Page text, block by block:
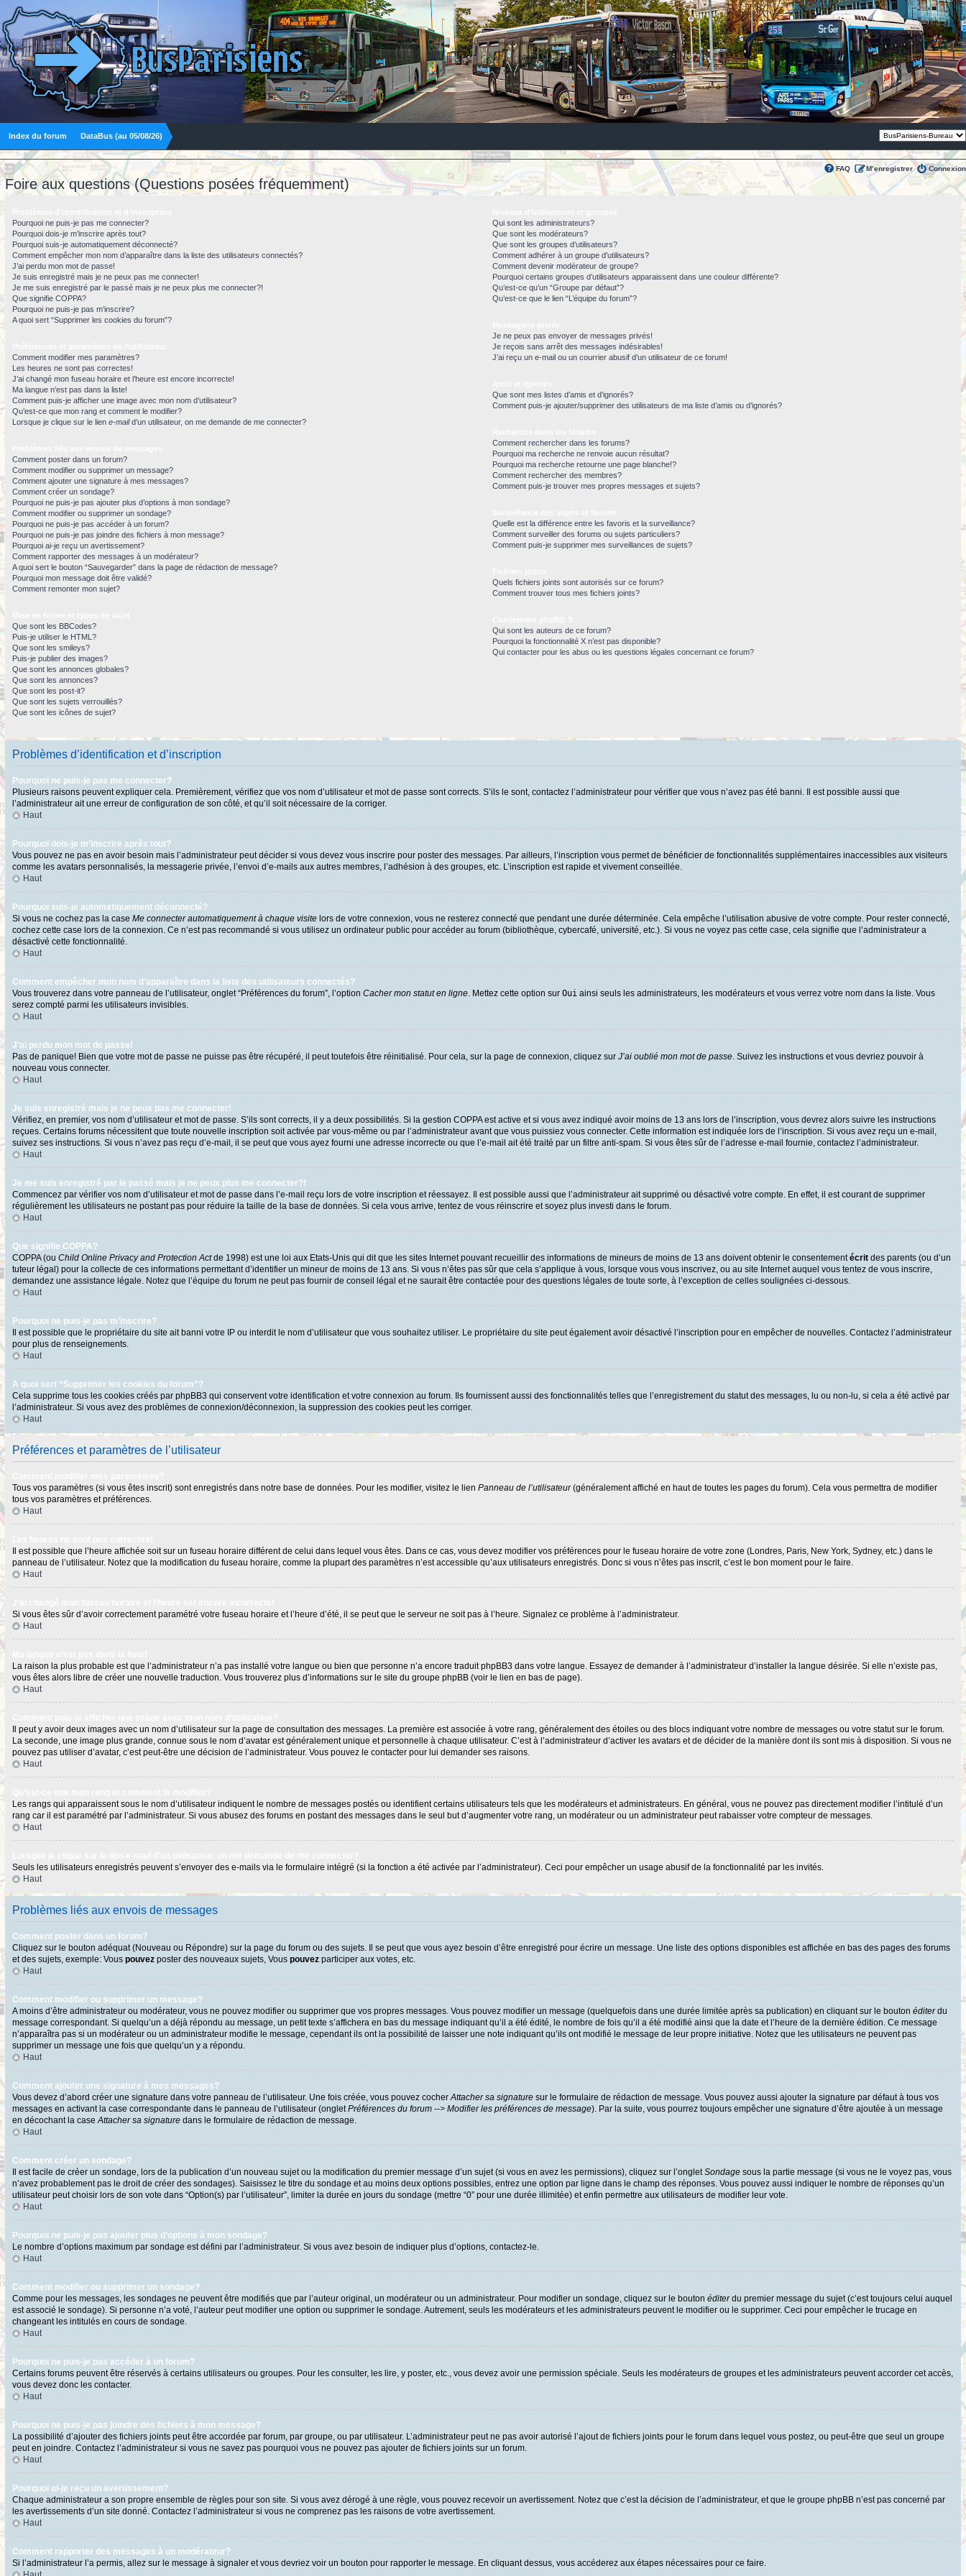
Index du forum DataBus (au 05/08/26)
FAQ M’enregistrer Connexion
Foire aux questions (Questions posées fréquemment)
Pourquoi ne puis-je pas me connecter?
Pourquoi dois-je m’inscrire après tout?
Pourquoi suis-je automatiquement déconnecté?
Comment empêcher mon nom d’apparaître dans la liste des utilisateurs connectés?
J’ai perdu mon mot de passe!
Je suis enregistré mais je ne peux pas me connecter!
Je me suis enregistré par le passé mais je ne peux plus me connecter?!
Que signifie COPPA?
Pourquoi ne puis-je pas m’inscrire?
A quoi sert “Supprimer les cookies du forum”?
Comment modifier mes paramètres?
Les heures ne sont pas correctes!
J’ai changé mon fuseau horaire et l’heure est encore incorrecte!
Ma langue n’est pas dans la liste!
Comment puis-je afficher une image avec mon nom d’utilisateur?
Qu’est-ce que mon rang et comment le modifier?
Lorsque je clique sur le lien e-maild’un utilisateur, on me demande de me connecter?
Comment poster dans un forum?
Comment modifier ou supprimer un message?
Comment ajouter une signature à mes messages?
Comment créer un sondage?
Pourquoi ne puis-je pas ajouter plus d’options à mon sondage?
Comment modifier ou supprimer un sondage?
Pourquoi ne puis-je pas accéder à un forum?
Pourquoi ne puis-je pas joindre des fichiers à mon message?
Pourquoi ai-je reçu un avertissement?
Comment rapporter des messages à un modérateur?
A quoi sert le bouton “Sauvegarder” dans la page de rédaction de message?
Pourquoi mon message doit être validé?
Comment remonter mon sujet?
Que sont les BBCodes?
Puis-je utiliser le HTML?
Que sont les smileys?
Puis-je publier des images?
Que sont les annonces globales?
Que sont les annonces?
Que sont les post-it?
Que sont les sujets verrouillés?
Que sont les icônes de sujet?
Qui sont les administrateurs?
Que sont les modérateurs?
Que sont les groupes d’utilisateurs?
Comment adhérer à un groupe d’utilisateurs?
Comment devenir modérateur de groupe?
Pourquoi certains groupes d’utilisateurs apparaissent dans une couleur différente?
Qu’est-ce qu’un “Groupe par défaut”?
Qu’est-ce que le lien “L’équipe du forum”?
Je ne peux pas envoyer de messages privés!
Je reçois sans arrêt des messages indésirables!
J’ai reçu un e-mail ou un courrier abusif d’un utilisateur de ce forum!
Que sont mes listes d’amis et d’ignorés?
Comment puis-je ajouter/supprimer des utilisateurs de ma liste d’amis ou d’ignorés?
Comment rechercher dans les forums?
Pourquoi ma recherche ne renvoie aucun résultat?
Pourquoi ma recherche retourne une page blanche!?
Comment rechercher des membres?
Comment puis-je trouver mes propres messages et sujets?
Quelle est la différence entre les favoris et la surveillance?
Comment surveiller des forums ou sujets particuliers?
Comment puis-je supprimer mes surveillances de sujets?
Quels fichiers joints sont autorisés sur ce forum?
Comment trouver tous mes fichiers joints?
Qui sont les auteurs de ce forum?
Pourquoi la fonctionnalité X n’est pas disponible?
Qui contacter pour les abus ou les questions légales concernant ce forum?
Problèmes d’identification et d’inscription
Pourquoi ne puis-je pas me connecter?
Plusieurs raisons peuvent expliquer cela. Premièrement, vérifiez que vos nom d’utilisateur et mot de passe sont corrects. S’ils le sont, contactez l’administrateur pour vérifier que vous n’avez pas été banni. Il est possible aussi que
l’administrateur ait une erreur de configuration de son côté, et qu’il soit nécessaire de la corriger.
Haut
Pourquoi dois-je m’inscrire après tout?
Vous pouvez ne pas en avoir besoin mais l’administrateur peut décider si vous devez vous inscrire pour poster des messages. Par ailleurs, l’inscription vous permet de bénéficier de fonctionnalités supplémentaires inaccessibles aux visiteurs
comme les avatars personnalisés, la messagerie privée, l’envoi d’e-mails aux autres membres, l’adhésion à des groupes, etc. L’inscription est rapide et vivement conseillée.
Haut
Pourquoi suis-je automatiquement déconnecté?
Si vous ne cochez pas la case Me connecter automatiquement à chaque visite lors de votre connexion, vous ne resterez connecté que pendant une durée déterminée. Cela empêche l’utilisation abusive de votre compte. Pour rester connecté,
cochez cette case lors de la connexion. Ce n’est pas recommandé si vous utilisez un ordinateur public pour accéder au forum (bibliothèque, cybercafé, université, etc.). Si vous ne voyez pas cette case, cela signifie que l’administrateur a
désactivé cette fonctionnalité.
Haut
Comment empêcher mon nom d’apparaître dans la liste des utilisateurs connectés?
Vous trouverez dans votre panneau de l’utilisateur, onglet “Préférences du forum”, l’option Cacher mon statut en ligne . Mettez cette option sur Oui ainsi seuls les administrateurs, les modérateurs et vous verrez votre nom dans la liste. Vous
serez compté parmi les utilisateurs invisibles.
Haut
J’ai perdu mon mot de passe!
Pas de panique! Bien que votre mot de passe ne puisse pas être récupéré, il peut toutefois être réinitialisé. Pour cela, sur la page de connexion, cliquez sur J’ai oublié mon mot de passe . Suivez les instructions et vous devriez pouvoir à
nouveau vous connecter.
Haut
Je suis enregistré mais je ne peux pas me connecter!
Vérifiez, en premier, vos nom d’utilisateur et mot de passe. S’ils sont corrects, il y a deux possibilités. Si la gestion COPPA est active et si vous avez indiqué avoir moins de 13 ans lors de l’inscription, vous devrez alors suivre les instructions
reçues. Certains forums nécessitent que toute nouvelle inscription soit activée par vous-même ou par l’administrateur avant que vous puissiez vous connecter. Cette information est indiquée lors de l’inscription. Si vous avez reçu un e-mail,
suivez ses instructions. Si vous n’avez pas reçu d’e-mail, il se peut que vous ayez fourni une adresse incorrecte ou que l’e-mail ait été traité par un filtre anti-spam. Si vous êtes sûr de l’adresse e-mail fournie, contactez l’administrateur.
Haut
Je me suis enregistré par le passé mais je ne peux plus me connecter?!
Commencez par vérifier vos nom d’utilisateur et mot de passe dans l’e-mail reçu lors de votre inscription et réessayez. Il est possible aussi que l’administrateur ait supprimé ou désactivé votre compte. En effet, il est courant de supprimer
régulièrement les utilisateurs ne postant pas pour réduire la taille de la base de données. Si cela vous arrive, tentez de vous réinscrire et soyez plus investi dans le forum.
Haut
Que signifie COPPA?
COPPA (ou Child Online Privacy and Protection Actde 1998) est une loi aux Etats-Unis qui dit que les sites Internet pouvant recueillir des informations de mineurs de moins de 13 ans doivent obtenir le consentementécrit des parents (ou d’un
tuteur légal) pour la collecte de ces informations permettant d’identifier un mineur de moins de 13 ans. Si vous n’êtes pas sûr que cela s’applique à vous, lorsque vous vous inscrivez, ou au site Internet auquel vous tentez de vous inscrire,
demandez une assistance légale. Notez que l’équipe du forum ne peut pas fournir de conseil légal et ne saurait être contactée pour des questions légales de toute sorte, à l’exception de celles soulignées ci-dessous.
Haut
Pourquoi ne puis-je pas m’inscrire?
Il est possible que le propriétaire du site ait banni votre IP ou interdit le nom d’utilisateur que vous souhaitez utiliser. Le propriétaire du site peut également avoir désactivé l’inscription pour en empêcher de nouvelles. Contactez l’administrateur
pour plus de renseignements.
Haut
A quoi sert “Supprimer les cookies du forum”?
Cela supprime tous les cookies créés par phpBB3 qui conservent votre identification et votre connexion au forum. Ils fournissent aussi des fonctionnalités telles que l’enregistrement du statut des messages, lu ou non-lu, si cela a été activé par
l’administrateur. Si vous avez des problèmes de connexion/déconnexion, la suppression des cookies peut les corriger.
Haut
Préférences et paramètres de l’utilisateur
Tous vos paramètres (si vous êtes inscrit) sont enregistrés dans notre base de données. Pour les modifier, visitez le lien Panneau de l’utilisateur(généralement affiché en haut de toutes les pages du forum). Cela vous permettra de modifier
tous vos paramètres et préférences.
Haut
Il est possible que l’heure affichée soit sur un fuseau horaire différent de celui dans lequel vous êtes. Dans ce cas, vous devez modifier vos préférences pour le fuseau horaire de votre zone (Londres, Paris, New York, Sydney, etc.) dans le
panneau de l’utilisateur. Notez que la modification du fuseau horaire, comme la plupart des paramètres n’est accessible qu’aux utilisateurs enregistrés. Donc si vous n’êtes pas inscrit, c’est le bon moment pour le faire.
Haut
Si vous êtes sûr d’avoir correctement paramétré votre fuseau horaire et l’heure d’été, il se peut que le serveur ne soit pas à l’heure. Signalez ce problème à l’administrateur.
Haut
La raison la plus probable est que l’administrateur n’a pas installé votre langue ou bien que personne n’a encore traduit phpBB3 dans votre langue. Essayez de demander à l’administrateur d’installer la langue désirée. Si elle n’existe pas,
vous êtes alors libre de créer une nouvelle traduction. Vous trouverez plus d’informations sur le site du groupe phpBB (voir le lien en bas de page).
Haut
Il peut y avoir deux images avec un nom d’utilisateur sur la page de consultation des messages. La première est associée à votre rang, généralement des étoiles ou des blocs indiquant votre nombre de messages ou votre statut sur le forum.
La seconde, une image plus grande, connue sous le nom d’avatar est généralement unique et personnelle à chaque utilisateur. C’est à l’administrateur d’activer les avatars et de décider de la manière dont ils sont mis à disposition. Si vous ne
pouvez pas utiliser d’avatar, c’est peut-être une décision de l’administrateur. Vous pouvez le contacter pour lui demander ses raisons.
Haut
Les rangs qui apparaissent sous le nom d’utilisateur indiquent le nombre de messages postés ou identifient certains utilisateurs tels que les modérateurs et administrateurs. En général, vous ne pouvez pas directement modifier l’intitulé d’un
rang car il est paramétré par l’administrateur. Si vous abusez des forums en postant des messages dans le seul but d’augmenter votre rang, un modérateur ou un administrateur peut rabaisser votre compteur de messages.
Haut
Seuls les utilisateurs enregistrés peuvent s’envoyer des e-mails via le formulaire intégré (si la fonction a été activée par l’administrateur). Ceci pour empêcher un usage abusif de la fonctionnalité par les invités.
Haut
Problèmes liés aux envois de messages
Comment poster dans un forum?
Cliquez sur le bouton adéquat (Nouveau ou Répondre) sur la page du forum ou des sujets. Il se peut que vous ayez besoin d’être enregistré pour écrire un message. Une liste des options disponibles est affichée en bas des pages des forums
et des sujets, exemple: Vous pouvez poster des nouveaux sujets, Vous pouvez participer aux votes, etc.
Haut
Comment modifier ou supprimer un message?
A moins d’être administrateur ou modérateur, vous ne pouvez modifier ou supprimer que vos propres messages. Vous pouvez modifier un message (quelquefois dans une durée limitée après sa publication) en cliquant sur le bouton éditerdu
message correspondant. Si quelqu’un a déjà répondu au message, un petit texte s’affichera en bas du message indiquant qu’il a été édité, le nombre de fois qu’il a été modifié ainsi que la date et l’heure de la dernière édition. Ce message
n’apparaîtra pas si un modérateur ou un administrateur modifie le message, cependant ils ont la possibilité de laisser une note indiquant qu’ils ont modifié le message de leur propre initiative. Notez que les utilisateurs ne peuvent pas
supprimer un message une fois que quelqu’un y a répondu.
Haut
Comment ajouter une signature à mes messages?
Vous devez d’abord créer une signature dans votre panneau de l’utilisateur. Une fois créée, vous pouvez cocher Attacher sa signature sur le formulaire de rédaction de message. Vous pouvez aussi ajouter la signature par défaut à tous vos
messages en activant la case correspondante dans le panneau de l’utilisateur (ongletPréférences du forum --> Modifier les préférences de message). Par la suite, vous pourrez toujours empêcher une signature d’être ajoutée à un message
en décochant la case Attacher sa signature dans le formulaire de rédaction de message.
Haut
Comment créer un sondage?
Il est facile de créer un sondage, lors de la publication d’un nouveau sujet ou la modification du premier message d’un sujet (si vous en avez les permissions), cliquez sur l’ongletSondage sous la partie message (si vous ne le voyez pas, vous
n’avez probablement pas le droit de créer des sondages). Saisissez le titre du sondage et au moins deux options possibles, entrez une option par ligne dans le champ des réponses. Vous pouvez aussi indiquer le nombre de réponses qu’un
utilisateur peut choisir lors de son vote dans “Option(s) par l’utilisateur”, limiter la durée en jours du sondage (mettre “0” pour une durée illimitée) et enfin permettre aux utilisateurs de modifier leur vote.
Haut
Pourquoi ne puis-je pas ajouter plus d’options à mon sondage?
Le nombre d’options maximum par sondage est défini par l’administrateur. Si vous avez besoin de indiquer plus d’options, contactez-le.
Haut
Comment modifier ou supprimer un sondage?
Comme pour les messages, les sondages ne peuvent être modifiés que par l’auteur original, un modérateur ou un administrateur. Pour modifier un sondage, cliquez sur le bouton éditerdu premier message du sujet (c’est toujours celui auquel
est associé le sondage). Si personne n’a voté, l’auteur peut modifier une option ou supprimer le sondage. Autrement, seuls les modérateurs et les administrateurs peuvent le modifier ou le supprimer. Ceci pour empêcher le trucage en
changeant les intitulés en cours de sondage.
Haut
Pourquoi ne puis-je pas accéder à un forum?
Certains forums peuvent être réservés à certains utilisateurs ou groupes. Pour les consulter, les lire, y poster, etc., vous devez avoir une permission spéciale. Seuls les modérateurs de groupes et les administrateurs peuvent accorder cet accès,
vous devez donc les contacter.
Haut
Pourquoi ne puis-je pas joindre des fichiers à mon message?
La possibilité d’ajouter des fichiers joints peut être accordée par forum, par groupe, ou par utilisateur. L’administrateur peut ne pas avoir autorisé l’ajout de fichiers joints pour le forum dans lequel vous postez, ou peut-être que seul un groupe
peut en joindre. Contactez l’administrateur si vous ne savez pas pourquoi vous ne pouvez pas ajouter de fichiers joints sur un forum.
Haut
Pourquoi ai-je reçu un avertissement?
Chaque administrateur a son propre ensemble de règles pour son site. Si vous avez dérogé à une règle, vous pouvez recevoir un avertissement. Notez que c’est la décision de l’administrateur, et que le groupe phpBB n’est pas concerné par
les avertissements d’un site donné. Contactez l’administrateur si vous ne comprenez pas les raisons de votre avertissement.
Haut
Comment rapporter des messages à un modérateur?
Si l’administrateur l’a permis, allez sur le message à signaler et vous devriez voir un bouton pour rapporter le message. En cliquant dessus, vous accéderez aux étapes nécessaires pour ce faire.